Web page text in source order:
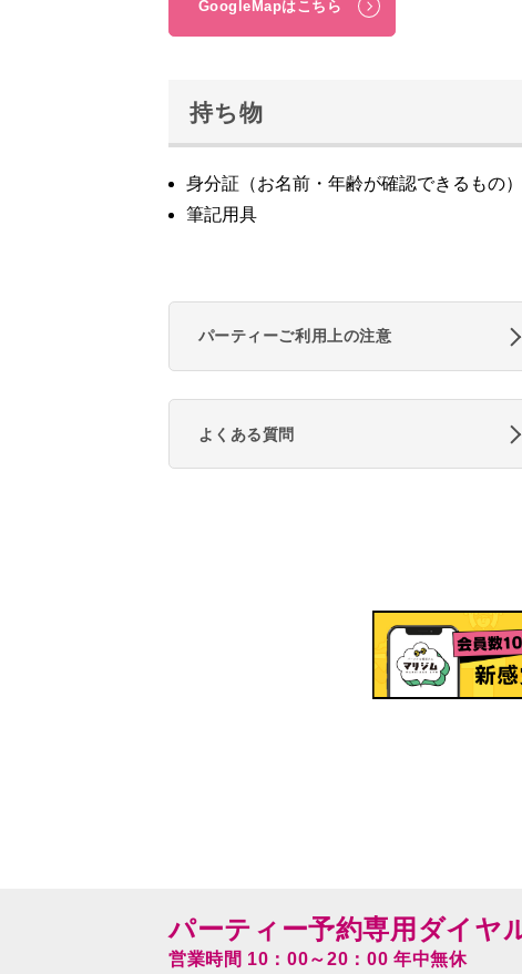
GoogleMapはこちら
持ち物
身分証（お名前・年齢が確認できるもの
筆記用具
パーティーご利用上の注意
よくある質問
パーティー予約専用ダイヤ
営業時間 10：00～20：00 年中無休